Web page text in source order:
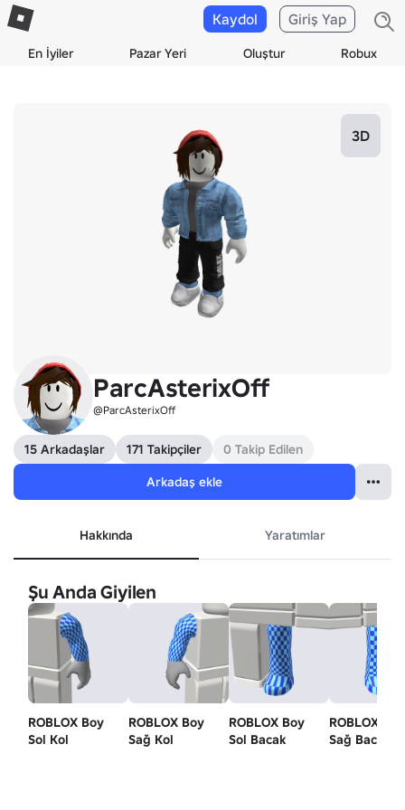
En İyiler Pazar Yeri Oluştur Robux
Kaydol Giriş Yap
3D
ParcAsterixOff
@ParcAsterixOff
15 Arkadaşlar 171 Takipçiler
0 Takip Edilen
Arkadaş ekle
Hakkında Yaratımlar
Şu Anda Giyilen
ROBLOX Boy
Sol Kol
ROBLOX Boy
Sağ Kol
ROBLOX Boy
Sol Bacak
ROBLOX Boy
Sağ Bacak